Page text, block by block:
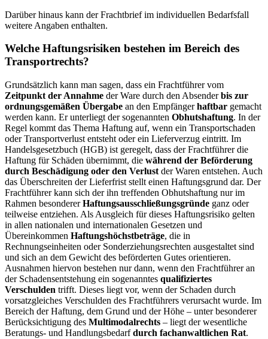
Darüber hinaus kann der Frachtbrief im individuellen Bedarfsfall
weitere Angaben enthalten.
Welche Haftungsrisiken bestehen im Bereich des
Transportrechts?
Grundsätzlich kann man sagen, dass ein Frachtführer vom
Zeitpunkt der Annahme der Ware durch den Absenderbis zur
ordnungsgemäßen Übergabe an den Empfängerhaftbar gemacht
werden kann. Er unterliegt der sogenannten Obhutshaftung. In der
Regel kommt das Thema Haftung auf, wenn ein Transportschaden
oder Transportverlust entsteht oder ein Lieferverzug eintritt. Im
Handelsgesetzbuch (HGB) ist geregelt, dass der Frachtführer die
Haftung für Schäden übernimmt, die während der Beförderung
durch Beschädigung oder den Verlust der Waren entstehen. Auch
das Überschreiten der Lieferfrist stellt einen Haftungsgrund dar. Der
Frachtführer kann sich der ihn treffenden Obhutshaftung nur im
Rahmen besondererHaftungsausschließungsgründe ganz oder
teilweise entziehen. Als Ausgleich für dieses Haftungsrisiko gelten
in allen nationalen und internationalen Gesetzen und
Übereinkommen Haftungshöchstbeträge, die in
Rechnungseinheiten oder Sonderziehungsrechten ausgestaltet sind
und sich an dem Gewicht des beförderten Gutes orientieren.
Ausnahmen hiervon bestehen nur dann, wenn den Frachtführer an
der Schadensentstehung ein sogenanntes qualifiziertes
Verschulden trifft. Dieses liegt vor, wenn der Schaden durch
vorsatzgleiches Verschulden des Frachtführers verursacht wurde. Im
Bereich der Haftung, dem Grund und der Höhe – unter besonderer
Berücksichtigung des Multimodalrechts – liegt der wesentliche
Beratungs- und Handlungsbedarfdurch fachanwaltlichen Rat.